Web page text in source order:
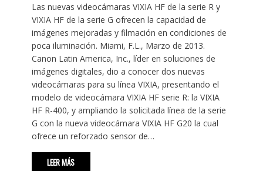
Las nuevas videocámaras VIXIA HF de la serie R y
VIXIA HF de la serie G ofrecen la capacidad de
imágenes mejoradas y filmación en condiciones de
poca iluminación. Miami, F.L., Marzo de 2013.
Canon Latin America, Inc., líder en soluciones de
imágenes digitales, dio a conocer dos nuevas
videocámaras para su línea VIXIA, presentando el
modelo de videocámara VIXIA HF serie R: la VIXIA
HF R-400, y ampliando la solicitada línea de la serie
G con la nueva videocámara VIXIA HF G20 la cual
ofrece un reforzado sensor de…
LEER MÁS